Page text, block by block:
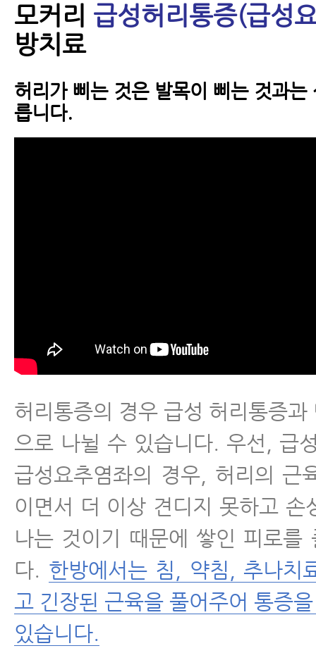
모커리 급성허리통증(급성
방치료
허리가 삐는 것은 발목이 삐는 것과는
릅니다.
허리통증의 경우 급성 허리통증과
으로 나뉠 수 있습니다. 우선, 급
급성요추염좌의 경우, 허리의 근
이면서 더 이상 견디지 못하고 손
나는 것이기 때문에 쌓인 피로를
다. 한방에서는 침, 약침, 추나치
고 긴장된 근육을 풀어주어 통증
있습니다.